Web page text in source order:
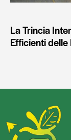
La Trincia
Efficienti